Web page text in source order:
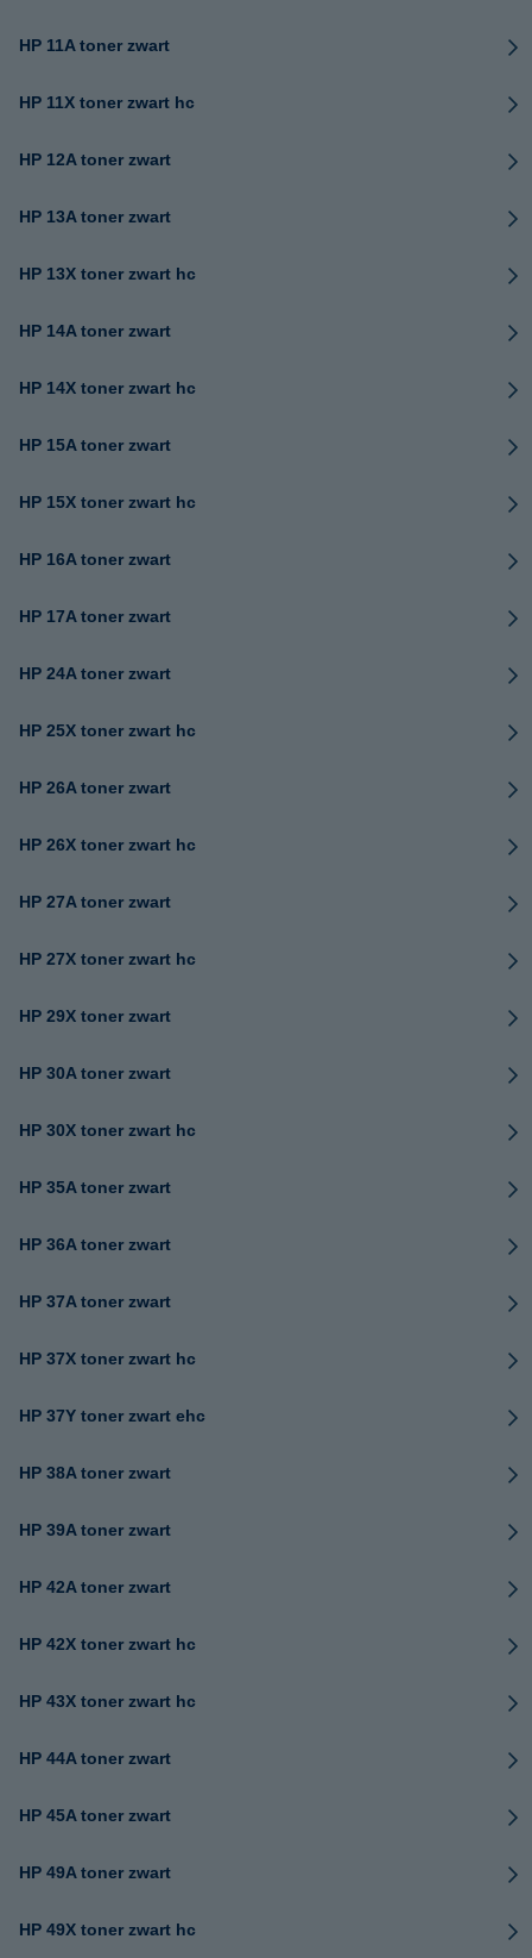
HP 11A toner zwart
HP 11X toner zwart hc
HP 12A toner zwart
HP 13A toner zwart
HP 13X toner zwart hc
HP 14A toner zwart
HP 14X toner zwart hc
HP 15A toner zwart
HP 15X toner zwart hc
HP 16A toner zwart
HP 17A toner zwart
HP 24A toner zwart
HP 25X toner zwart hc
HP 26A toner zwart
HP 26X toner zwart hc
HP 27A toner zwart
HP 27X toner zwart hc
HP 29X toner zwart
HP 30A toner zwart
HP 30X toner zwart hc
HP 35A toner zwart
HP 36A toner zwart
HP 37A toner zwart
HP 37X toner zwart hc
HP 37Y toner zwart ehc
HP 38A toner zwart
HP 39A toner zwart
HP 42A toner zwart
HP 42X toner zwart hc
HP 43X toner zwart hc
HP 44A toner zwart
HP 45A toner zwart
HP 49A toner zwart
HP 49X toner zwart hc